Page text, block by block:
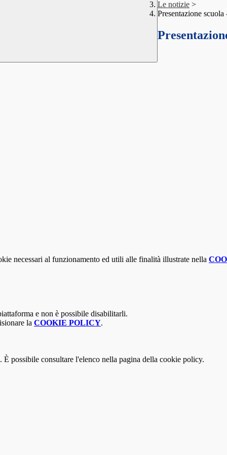
Le notizie >
Presentazione
necessari al funzionamento ed utili alle finalità illustrate nella
e non è possibile disabilitarli.
la COOKIE POLICY.
possibile consultare l'elenco nella pagina della cookie policy.